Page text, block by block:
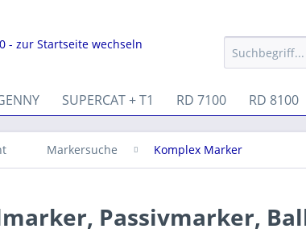
SUPERCAT + T1 RD 7100 RD 8100
Markersuche Komplex Marker
Passivmarker,